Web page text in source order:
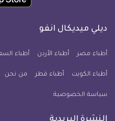
فيسبوكتويتر
يوتيوب
تطبيق
معلومة
للآيفون
ديلي ميديكال انفو
أطباء مصر أطباء الأردن أطباء
أطباء الكويت أطباء قطر من نحن
سياسة الخصوصية